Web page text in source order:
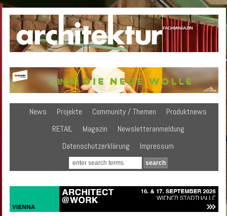
News Projekte Community / Themen
Produktnews
RETAIL
Magazin
Newsletteranmeldung
Datenschutzerklärung
Impressum